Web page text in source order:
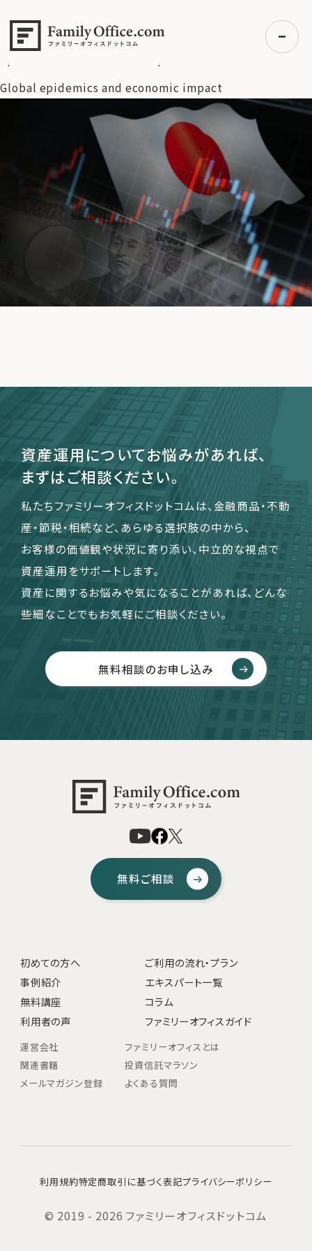
初めての方へ
ご利用の流れ・プラン
事例紹介
エキスパート一覧
無料講座
利用者の声
無料ご相談 ログイン
ファミリーオフィスとは
関連書籍
メールマガジン登録
よくある質問
1502円の大幅下落 ～過去8番目の下げ幅を記録
Global
Global epidemics and economic impact
資産運用についてお悩みがあれば、
まずはご相談ください。
私たちファミリーオフィスドットコムは、金融商品・不動
産・節税・相続など、あらゆる選択肢の中から、
お客様の価値観や状況に寄り添い、中立的な視点で
資産運用をサポートします。
資産に関するお悩みや気になることがあれば、どんな
些細なことでもお気軽にご相談ください。
無料相談のお申し込み
無料ご相談
初めての方へ
ご利用の流れ・プラン
事例紹介
エキスパート一覧
無料講座
コラム
利用者の声
ファミリーオフィスガイド
運営会社
ファミリーオフィスとは
関連書籍
投資信託マラソン
メールマガジン登録
よくある質問
利用規約特定商取引に基づく表記プライバシーポリシー
© 2019 - 2026 ファミリーオフィスドットコム